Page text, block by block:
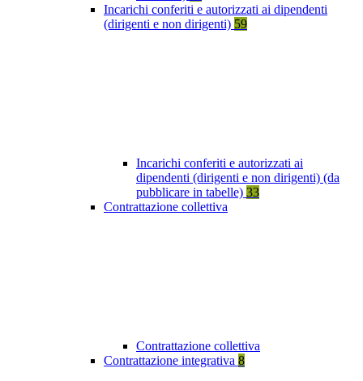
Incarichi conferiti e autorizzati ai dipendenti
(dirigenti e non dirigenti) 59
Incarichi conferiti e autorizzati ai
dipendenti (dirigenti e non dirigenti) (da
pubblicare in tabelle) 33
Contrattazione collettiva
Contrattazione collettiva
Contrattazione integrativa 8